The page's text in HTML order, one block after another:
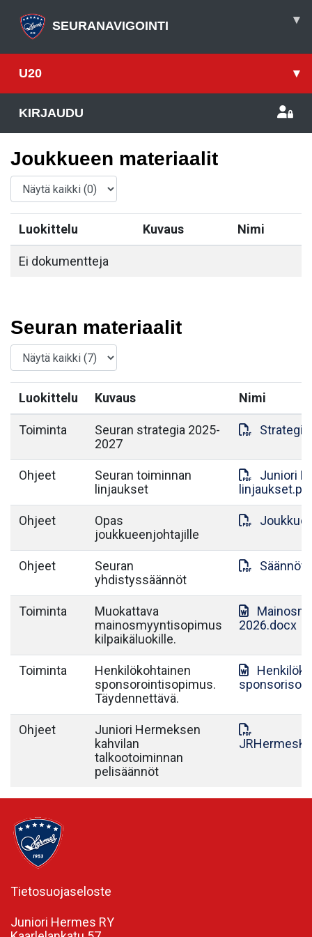
SEURANAVIGOINTI ▾
U20 ▾
KIRJAUDU
Joukkueen materiaalit
Luokittelu Kuvaus Nimi
Ei dokumentteja
Seuran materiaalit
Luokittelu Kuvaus Nimi
Toiminta
Seuran strategia 2025-
2027
Ohjeet
Seuran toiminnan
linjaukset
Juniori
Ohjeet
Opas
joukkueenjohtajille
Ohjeet
Seuran
yhdistyssäännöt
Toiminta
Muokattava
mainosmyyntisopimus
kilpaikäluokille.
2026.docx
Toiminta
Henkilökohtainen
sponsorointisopimus.
Täydennettävä.
Ohjeet
Juniori Hermeksen
kahvilan
talkootoiminnan
pelisäännöt
Tietosuojaseloste
Juniori Hermes RY